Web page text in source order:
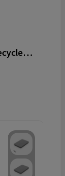
Vino RCS-gecertificeerde gerecyclede rvs wijnkoeler